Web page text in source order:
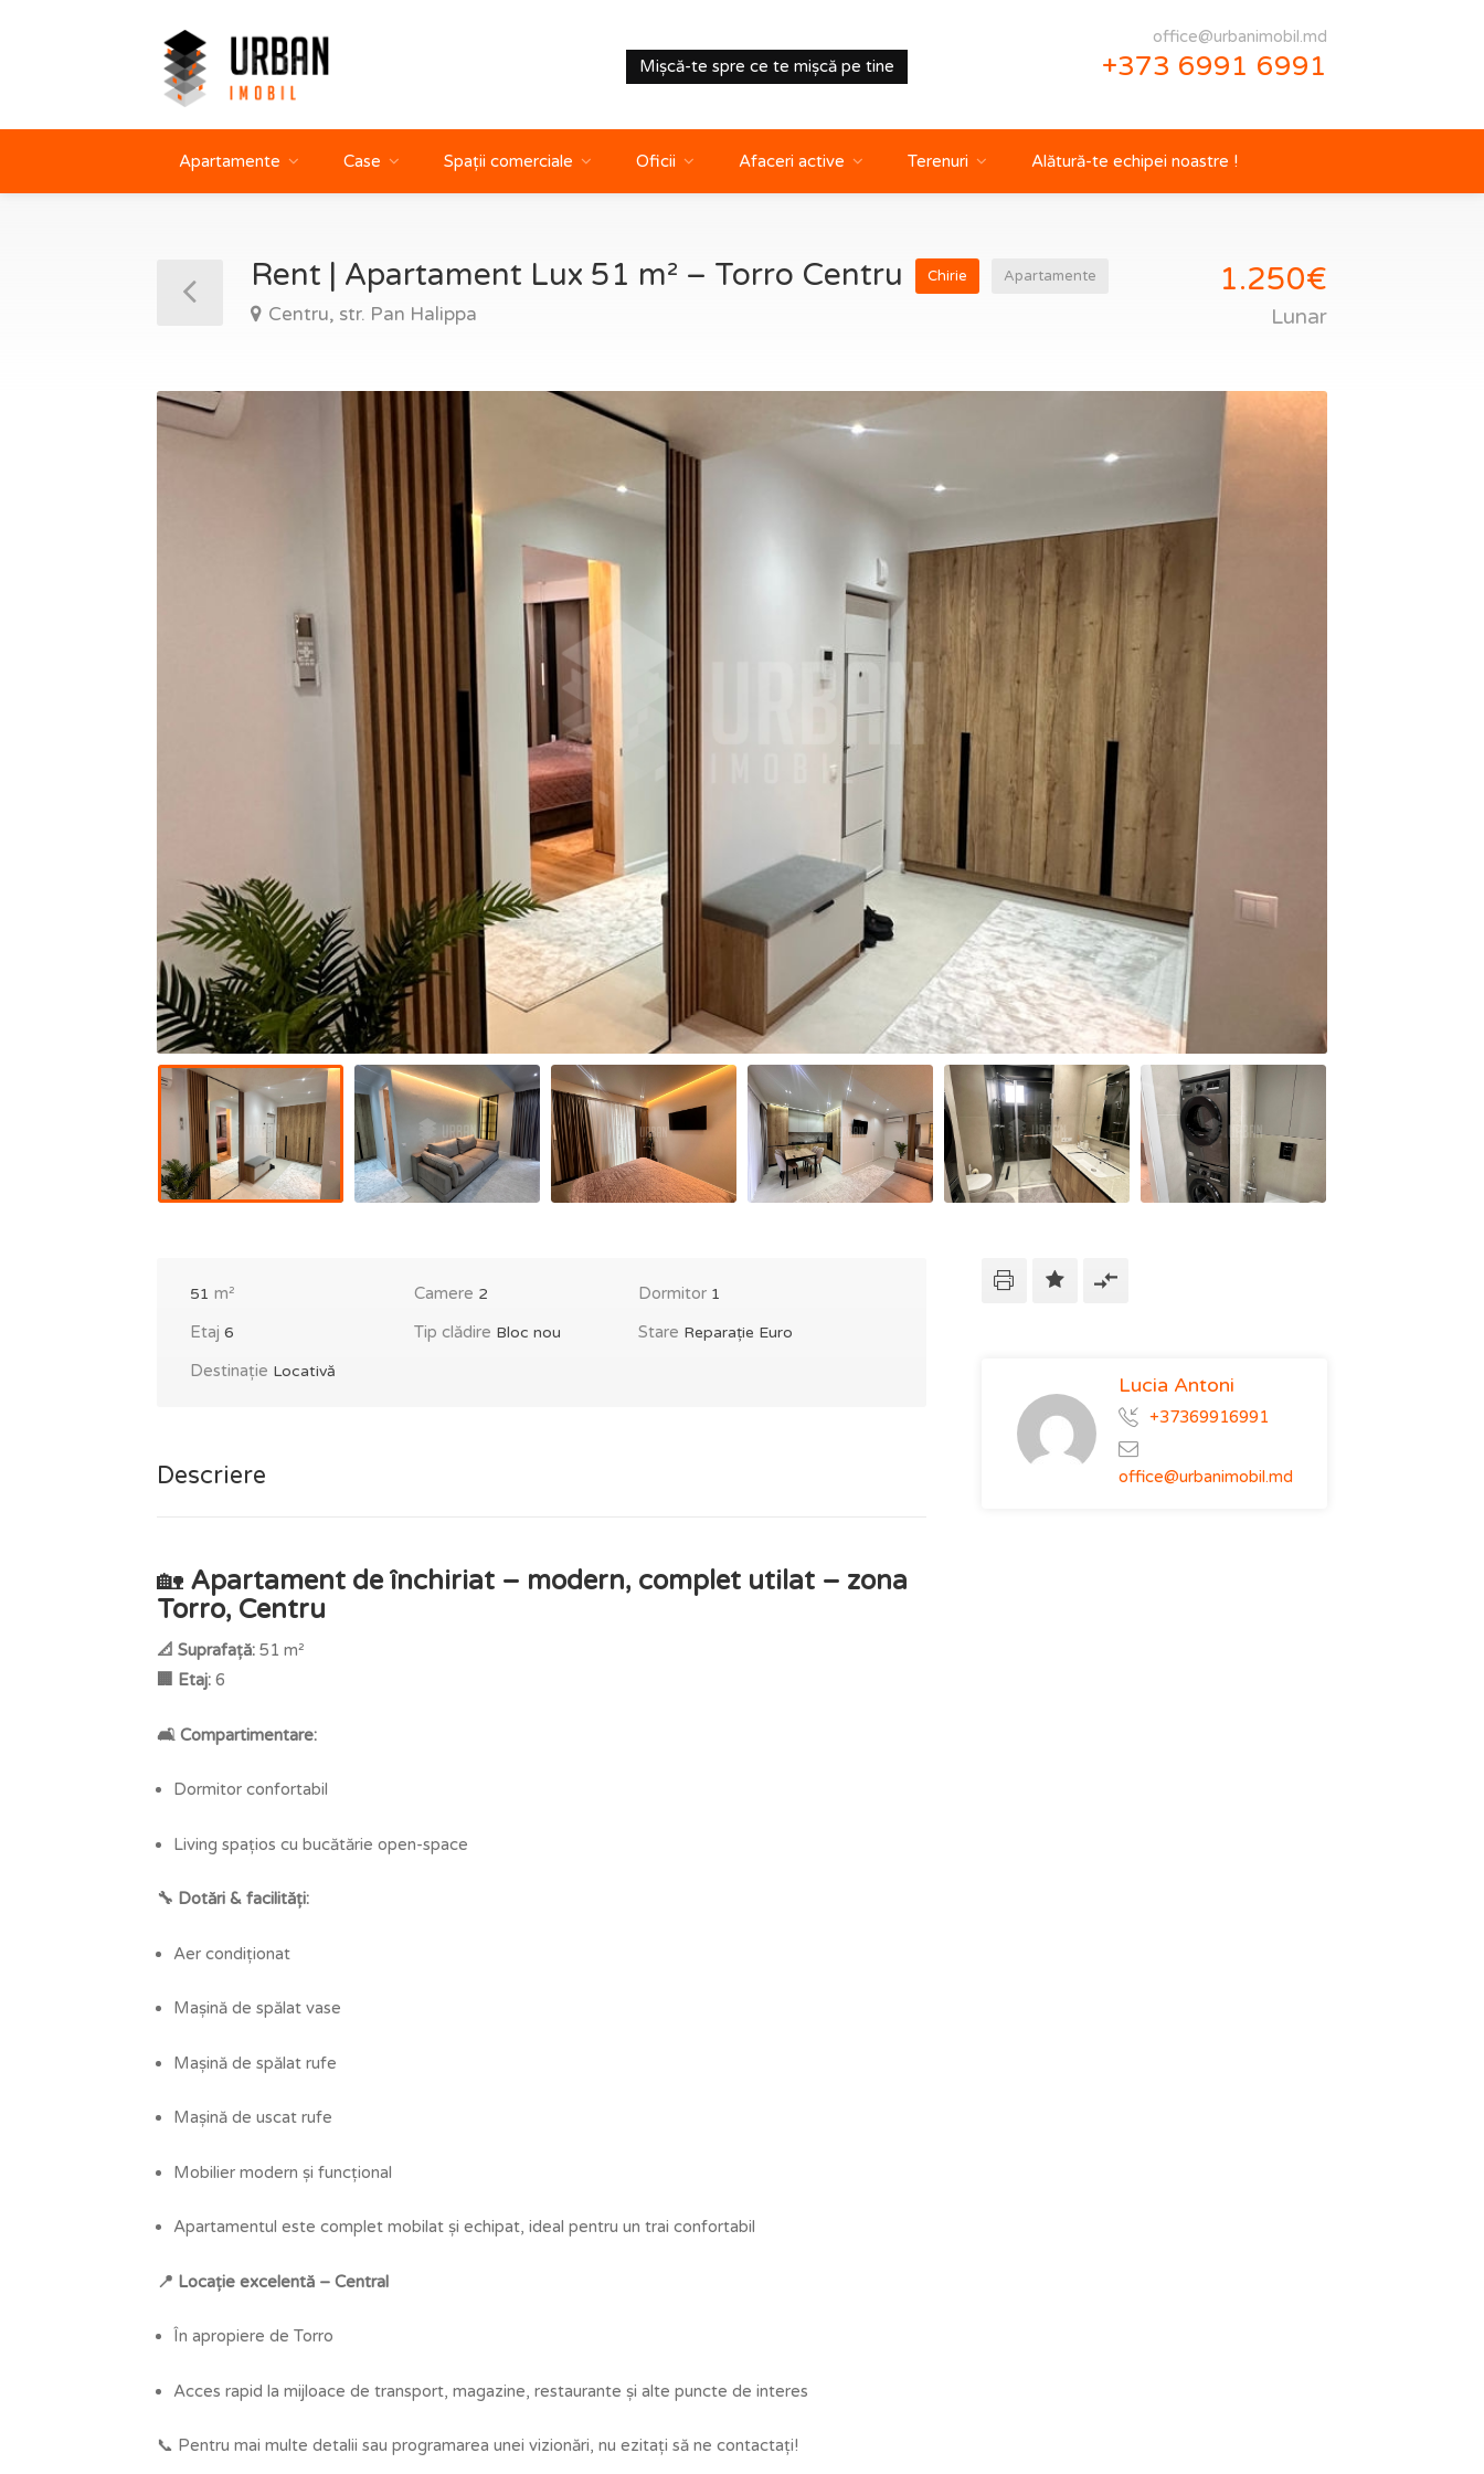
Mișcă-te spre ce te mișcă pe tine
office@urbanimobil.md
+373 6991 6991
Apartamente Case Spații comerciale Oficii Afaceri active Terenuri Alătură-te echipei noastre !
Rent | Apartament Lux 51 m² – Torro Centru Chirie Apartamente
Centru, str. Pan Halippa
1.250€
Lunar
51 m² Camere 2 Dormitor 1
Etaj 6 Tip clădire Bloc nou Stare Reparație Euro
Destinație Locativă
Descriere
🏡 Apartament de închiriat – modern, complet utilat – zona
Torro, Centru
📐 Suprafață: 51 m²
🏢 Etaj: 6
🛋️ Compartimentare:
Dormitor confortabil
Living spațios cu bucătărie open-space
🔧 Dotări & facilități:
Aer condiționat
Mașină de spălat vase
Mașină de spălat rufe
Mașină de uscat rufe
Mobilier modern și funcțional
Apartamentul este complet mobilat și echipat, ideal pentru un trai confortabil
📍 Locație excelentă – Central
În apropiere de Torro
Acces rapid la mijloace de transport, magazine, restaurante și alte puncte de interes
📞 Pentru mai multe detalii sau programarea unei vizionări, nu ezitați să ne contactați!
Lucia Antoni
+37369916991
office@urbanimobil.md